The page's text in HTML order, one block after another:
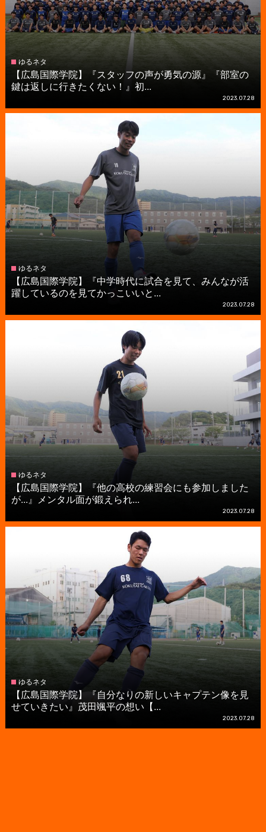
ゆるネタ
【広島国際学院】『スタッフの声が勇気の源』『部室の
鍵は返しに行きたくない！』初...
2023.07.28
ゆるネタ
【広島国際学院】『中学時代に試合を見て、みんなが活
躍しているのを見てかっこいいと...
2023.07.28
ゆるネタ
【広島国際学院】『他の高校の練習会にも参加しました
が...』メンタル面が鍛えられ...
2023.07.28
ゆるネタ
【広島国際学院】『自分なりの新しいキャプテン像を見
せていきたい』茂田颯平の想い【...
2023.07.28